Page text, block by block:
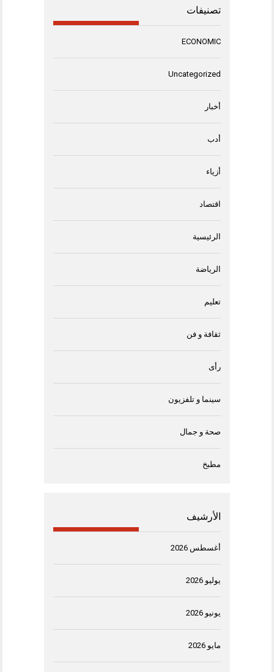
تصنيفات
ECONOMIC
Uncategorized
أخبار
أدب
أزياء
اقتصاد
الرئيسية
الرياضة
تعليم
ثقافة و فن
رأى
سينما و تلفزيون
صحة و جمال
مطبخ
الأرشيف
أغسطس 2026
يوليو 2026
يونيو 2026
مايو 2026